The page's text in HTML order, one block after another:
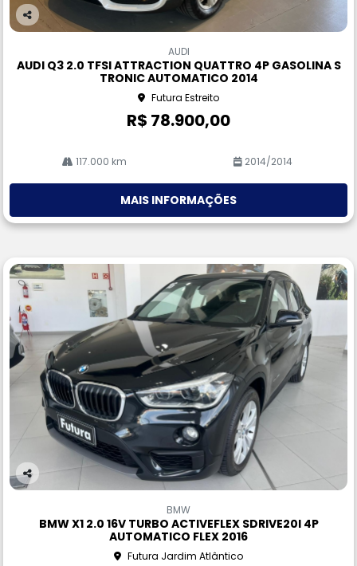
Co
rtil
AUDI
AUDI Q3 2.0 TFSI ATTRACTION QUATTRO 4P GASOLINA S
TRONIC AUTOMATICO 2014
Futura Estreito
R$ 78.900,00
117.000 km 2014/2014
MAIS INFORMAÇÕES
Co
BMW
BMW X1 2.0 16V TURBO ACTIVEFLEX SDRIVE20I 4P
AUTOMATICO FLEX 2016
Futura Jardim Atlântico